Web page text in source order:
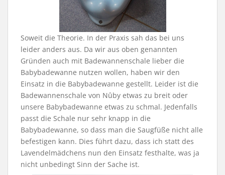
Soweit die Theorie. In der Praxis sah das bei uns
leider anders aus. Da wir aus oben genannten
Gründen auch mit Badewannenschale lieber die
Babybadewanne nutzen wollen, haben wir den
Einsatz in die Babybadewanne gestellt. Leider ist die
Badewannenschale von Nûby etwas zu breit oder
unsere Babybadewanne etwas zu schmal. Jedenfalls
passt die Schale nur sehr knapp in die
Babybadewanne, so dass man die Saugfüße nicht alle
befestigen kann. Dies führt dazu, dass ich statt des
Lavendelmädchens nun den Einsatz festhalte, was ja
nicht unbedingt Sinn der Sache ist.